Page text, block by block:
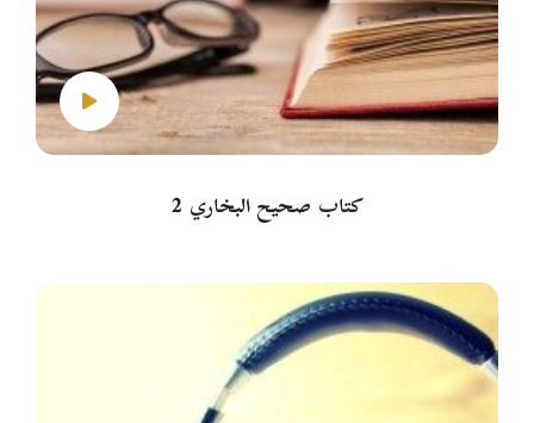
كتاب صحيح البخاري 2